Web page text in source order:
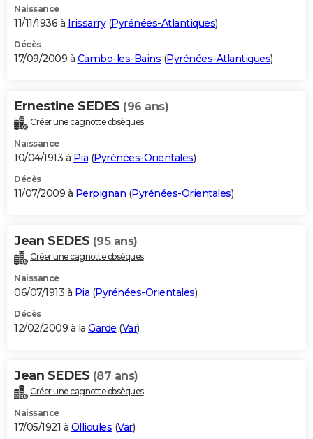
Naissance
11/11/1936 à Irissarry(Pyrénées-Atlantiques)
Décès
17/09/2009 à Cambo-les-Bains (Pyrénées-Atlantiques)
Ernestine SEDES (96 ans)
Créer une cagnotte obsèques
Naissance
10/04/1913 à Pia (Pyrénées-Orientales)
Décès
11/07/2009 à Perpignan (Pyrénées-Orientales)
Jean SEDES (95 ans)
Créer une cagnotte obsèques
Naissance
06/07/1913 à Pia (Pyrénées-Orientales)
Décès
12/02/2009 à la Garde (Var)
Jean SEDES (87 ans)
Créer une cagnotte obsèques
Naissance
17/05/1921 à Ollioules (Var)